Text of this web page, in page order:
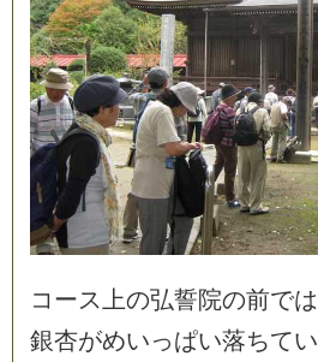
コ ース 上の弘誓院の前では
銀杏がめいっぱい落ちてい